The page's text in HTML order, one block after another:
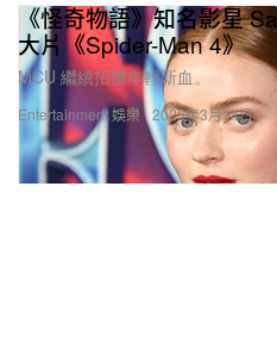
Entertainment 娛樂
《怪奇物語》知名影星
大片《Spider-Man 4》
MCU 繼續招攬年輕新血。
2025年3月14日